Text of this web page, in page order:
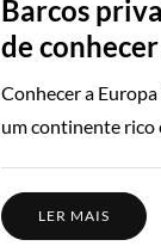
Barcos
de
Conhecer a
um continente rico
LER MAIS